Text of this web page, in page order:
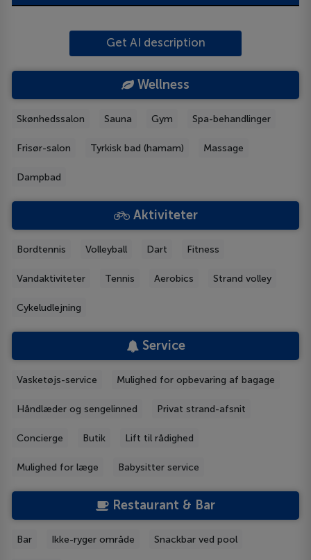
Get AI description
Wellness
Skønhedssalon Sauna Gym Spa-behandlinger
Frisør-salon Tyrkisk bad (hamam) Massage
Dampbad
Aktiviteter
Bordtennis Volleyball Dart Fitness
Vandaktiviteter Tennis Aerobics Strand volley
Cykeludlejning
Service
Vasketøjs-service Mulighed for opbevaring af bagage
Håndlæder og sengelinned Privat strand-afsnit
Concierge Butik Lift til rådighed
Mulighed for læge Babysitter service
Restaurant & Bar
Bar Ikke-ryger område Snackbar ved pool